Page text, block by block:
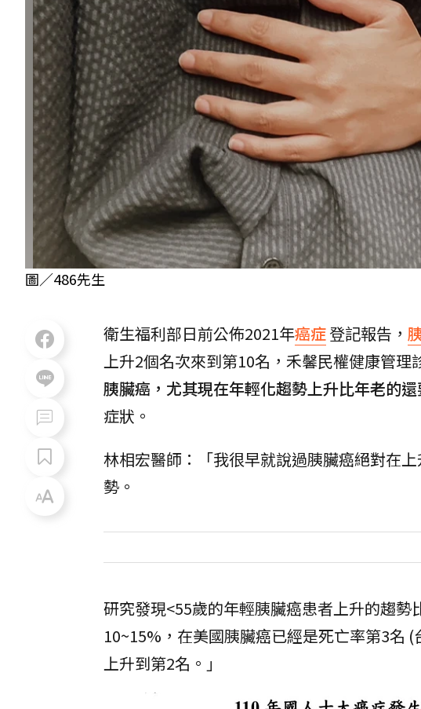
圖／486先生
衛生福利部日前公佈2021年癌症登記報告，
上升2個名次來到第10名，禾馨民權健康管理
胰臟癌，尤其現在年輕化趨勢上升比年老的還
症狀。
林相宏醫師：「我很早就說過胰臟癌絕對在
勢。
研究發現<55歲的年輕胰臟癌患者上升的趨
10~15%，在美國胰臟癌已經是死亡率第3名
上升到第2名。」